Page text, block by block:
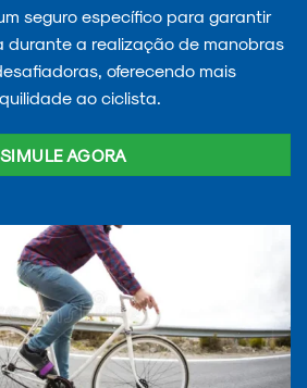
seguro específico para garantir
a realização de manobras
oferecendo mais
ao ciclista.
SIMULE AGORA